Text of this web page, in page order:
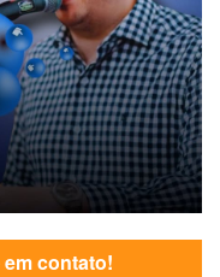
contato!